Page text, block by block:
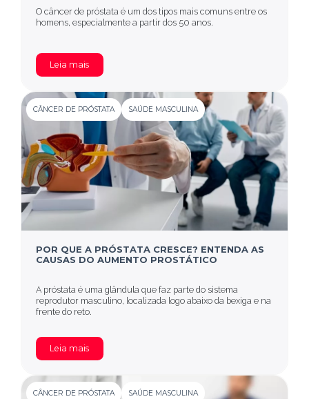
O câncer de próstata é um dos tipos mais comuns entre os
homens, especialmente a partir dos 50 anos.
Leia mais
CÂNCER DE PRÓSTATA SAÚDE MASCULINA
POR QUE A PRÓSTATA CRESCE? ENTENDA AS
CAUSAS DO AUMENTO PROSTÁTICO
A próstata é uma glândula que faz parte do sistema
reprodutor masculino, localizada logo abaixo da bexiga e na
frente do reto.
Leia mais
CÂNCER DE PRÓSTATA SAÚDE MASCULINA